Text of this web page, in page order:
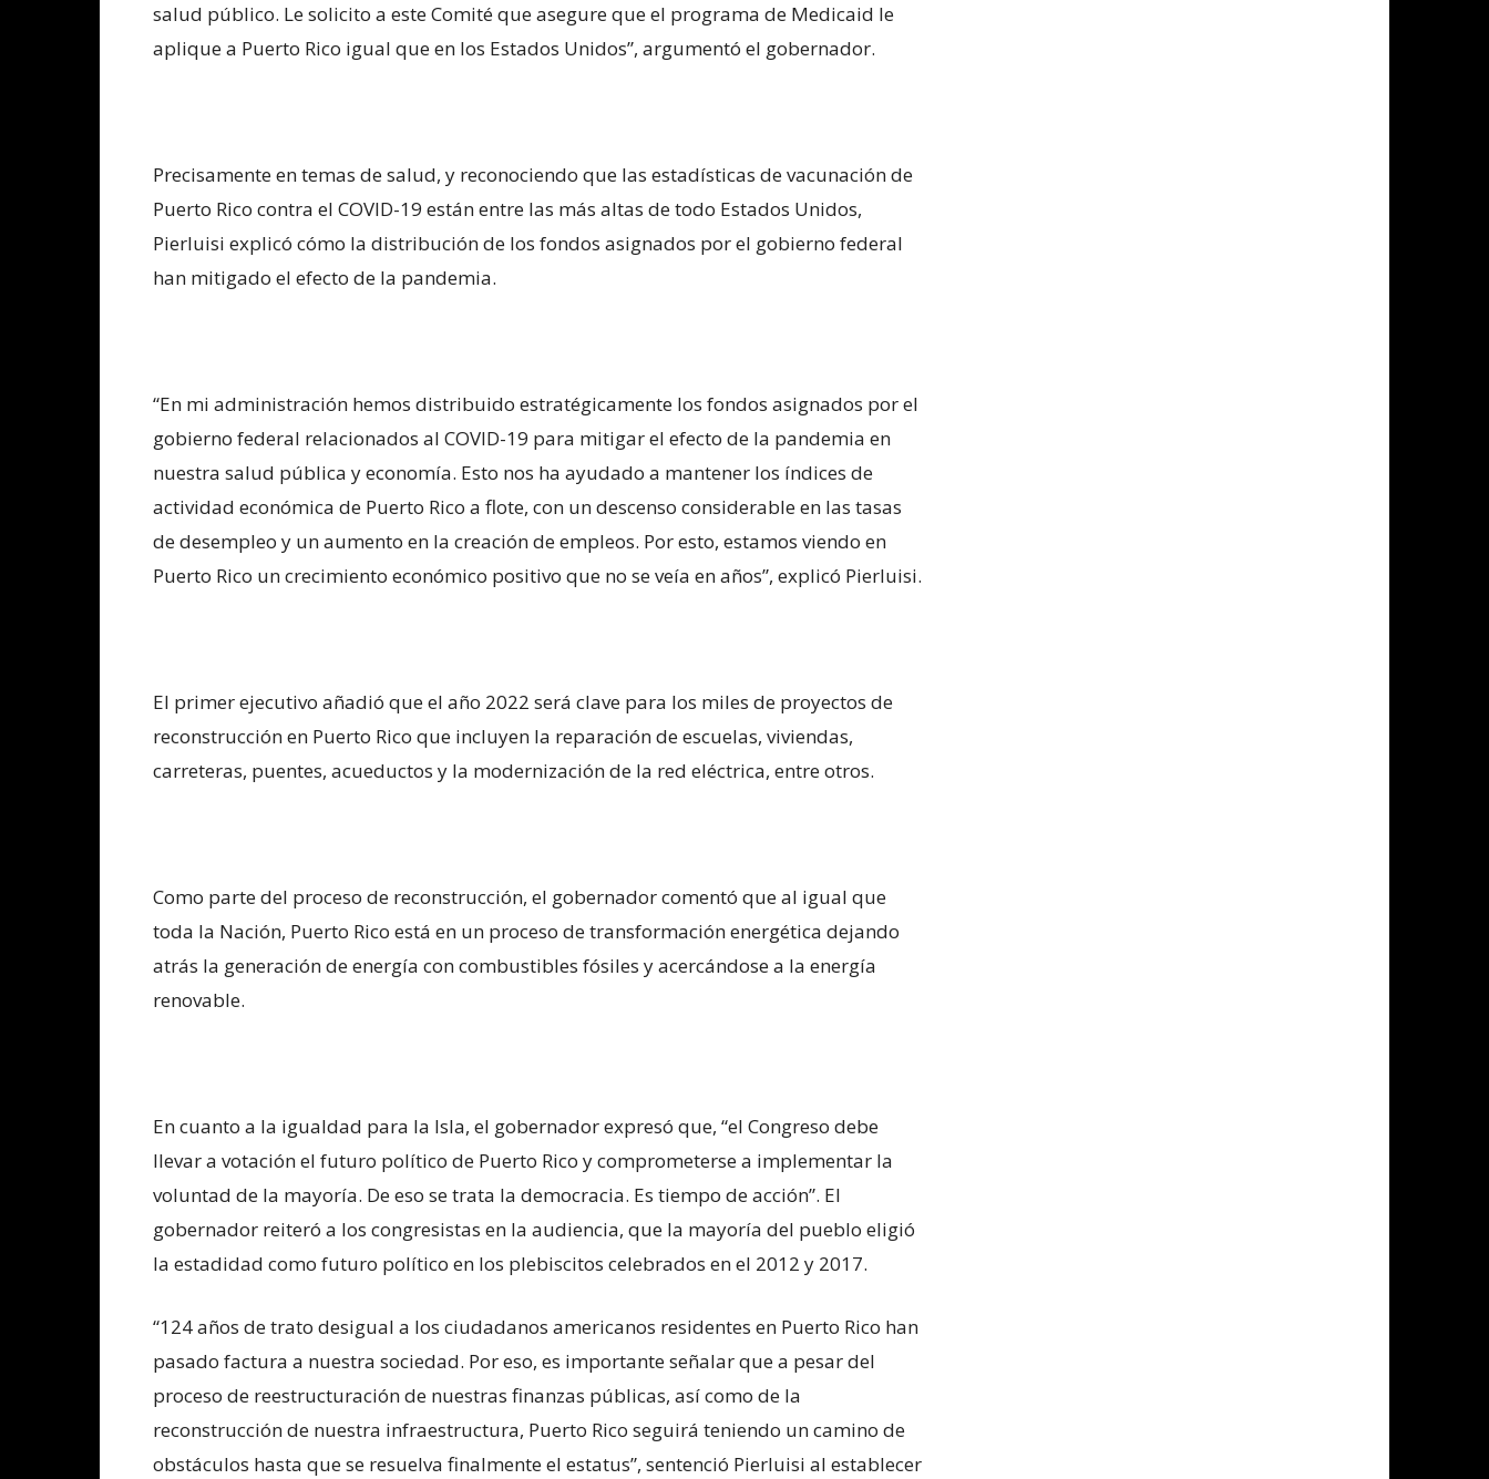
salud público. Le solicito a este Comité que asegure que el programa de Medicaid le
aplique a Puerto Rico igual que en los Estados Unidos”, argumentó el gobernador.
Precisamente en temas de salud, y reconociendo que las estadísticas de vacunación de
Puerto Rico contra el COVID-19 están entre las más altas de todo Estados Unidos,
Pierluisi explicó cómo la distribución de los fondos asignados por el gobierno federal
han mitigado el efecto de la pandemia.
“En mi administración hemos distribuido estratégicamente los fondos asignados por el
gobierno federal relacionados al COVID-19 para mitigar el efecto de la pandemia en
nuestra salud pública y economía. Esto nos ha ayudado a mantener los índices de
actividad económica de Puerto Rico a flote, con un descenso considerable en las tasas
de desempleo y un aumento en la creación de empleos. Por esto, estamos viendo en
Puerto Rico un crecimiento económico positivo que no se veía en años”, explicó Pierluisi.
El primer ejecutivo añadió que el año 2022 será clave para los miles de proyectos de
reconstrucción en Puerto Rico que incluyen la reparación de escuelas, viviendas,
carreteras, puentes, acueductos y la modernización de la red eléctrica, entre otros.
Como parte del proceso de reconstrucción, el gobernador comentó que al igual que
toda la Nación, Puerto Rico está en un proceso de transformación energética dejando
atrás la generación de energía con combustibles fósiles y acercándose a la energía
renovable.
En cuanto a la igualdad para la Isla, el gobernador expresó que, “el Congreso debe
llevar a votación el futuro político de Puerto Rico y comprometerse a implementar la
voluntad de la mayoría. De eso se trata la democracia. Es tiempo de acción”. El
gobernador reiteró a los congresistas en la audiencia, que la mayoría del pueblo eligió
la estadidad como futuro político en los plebiscitos celebrados en el 2012 y 2017.
“124 años de trato desigual a los ciudadanos americanos residentes en Puerto Rico han
pasado factura a nuestra sociedad. Por eso, es importante señalar que a pesar del
proceso de reestructuración de nuestras finanzas públicas, así como de la
reconstrucción de nuestra infraestructura, Puerto Rico seguirá teniendo un camino de
obstáculos hasta que se resuelva finalmente el estatus”, sentenció Pierluisi al establecer